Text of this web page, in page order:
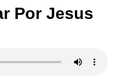
Por Jesus